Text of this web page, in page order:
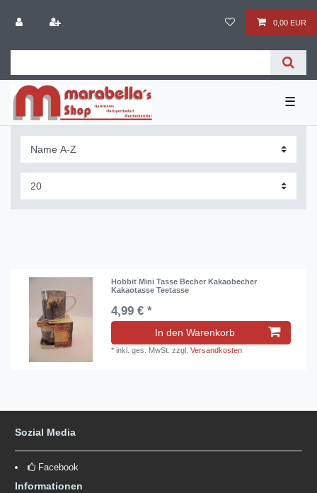
0,00 EUR
☰
Hobbit Mini Tasse Becher Kakaobecher
Kakaotasse Teetasse
4,99 € *
In den Warenkorb
*inkl. ges. MwSt. zzgl.Versandkosten
Sozial Media
Facebook
Informationen